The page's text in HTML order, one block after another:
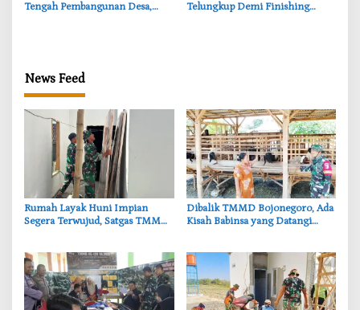
Tengah Pembangunan Desa,
Telungkup Demi Finishing
News Feed
‎Rumah Layak Huni Impian
Segera Terwujud, Satgas TMMD
‎Dibalik TMMD Bojonegoro, Ada
Kisah Babinsa yang Datangi